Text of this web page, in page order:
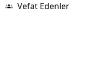
Vefat Edenler